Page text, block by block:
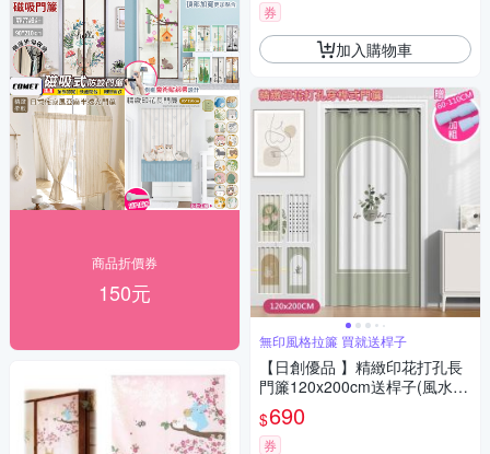
商品折價券
150元
券
加入購物車
無印風格拉簾 買就送桿子
【日創優品 】精緻印花打孔長
門簾120x200cm送桿子(風水
簾/窗簾/拉簾/隔簾/長門簾/空調
門簾)
$690
券